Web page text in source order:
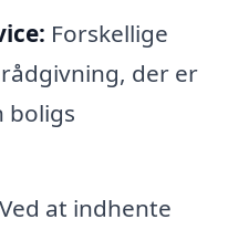
Forskellige
der er
boligs
Ved at indhente